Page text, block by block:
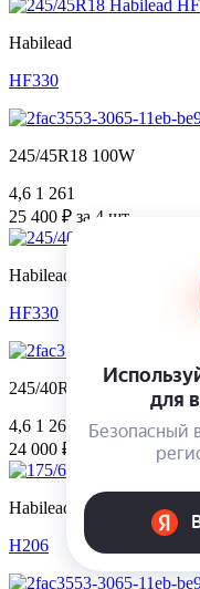
Habilead
HF330
245/45R18 100W
4,6 1 261
25 400 ₽ за 4 шт.
Habilead
HF330
245/40R18 97W
4,6 1 261
24 000 ₽ за 4 шт.
Habilead
H206